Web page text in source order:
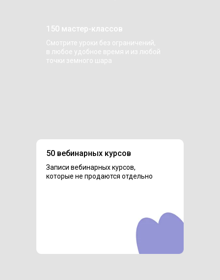
Записи вебинарных курсов,
которые не продаются отдельно
50 вебинарных курсов
Смотрите уроки без ограничений,
в любое удобное время и из любой
точки земного шара
150 мастер-классов